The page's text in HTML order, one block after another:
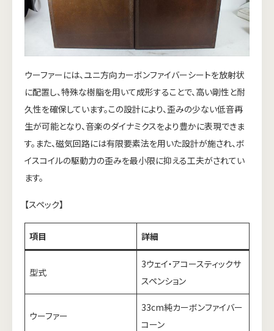
ウーファーには、ユニ方向カーボンファイバーシートを放射状
に配置し、特殊な樹脂を用いて成形することで、高い剛性と耐
久性を確保しています。この設計により、歪みの少ない低音再
生が可能となり、音楽のダイナミクスをより豊かに表現できま
す。また、磁気回路には有限要素法を用いた設計が施され、ボ
イスコイルの駆動力の歪みを最小限に抑える工夫がされてい
ます。
【スペック】
項目 詳細
型式
3ウェイ・アコースティックサ
スペンション
ウーファー
33cm純カーボンファイバー
コーン